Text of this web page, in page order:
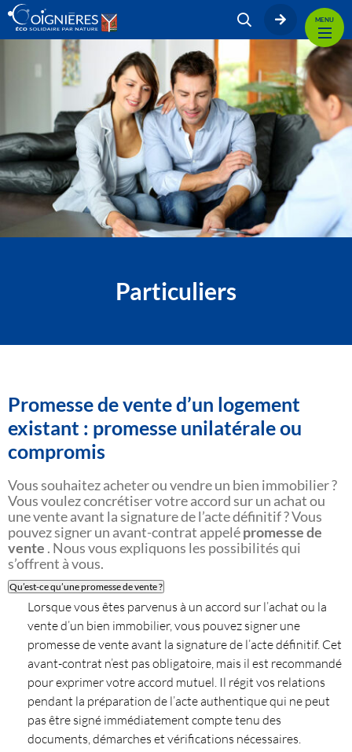
MENU
Particuliers
Promesse de vente d’un logement
existant : promesse unilatérale ou
compromis
Vous souhaitez acheter ou vendre un bien immobilier ?
Vous voulez concrétiser votre accord sur un achat ou
une vente avant la signature de l’acte définitif ? Vous
pouvez signer un avant-contrat appelépromesse de
vente . Nous vous expliquons les possibilités qui
s’offrent à vous.
Qu’est-ce qu’une promesse de vente ?
Lorsque vous êtes parvenus à un accord sur l’achat ou la
vente d’un bien immobilier, vous pouvez signer une
promesse de vente avant la signature de l’acte définitif. Cet
avant-contrat n’est pas obligatoire, mais il est recommandé
pour exprimer votre accord mutuel. Il régit vos relations
pendant la préparation de l’acte authentique qui ne peut
pas être signé immédiatement compte tenu des
documents, démarches et vérifications nécessaires.